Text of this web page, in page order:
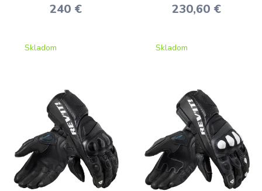
240 €
Skladom
230,60 €
Skladom